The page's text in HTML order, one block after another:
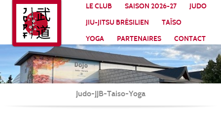
LE CLUB SAISON 2026-27
JUDO
JIU-JITSU BRÉSILIEN
TAÏSO
YOGA
PARTENAIRES CONTACT
Judo-JJB-Taiso-Yoga
Panneau de gestion des cookies